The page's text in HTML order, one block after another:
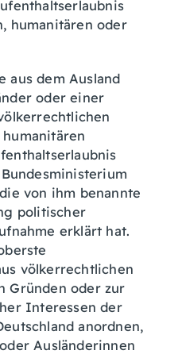
humanitären oder
aus dem Ausland
oder einer
von ihm benannte
politischer
erklärt hat.
völkerrechtlichen
Gründen oder zur
Interessen der
anordnen,
Ausländerinnen